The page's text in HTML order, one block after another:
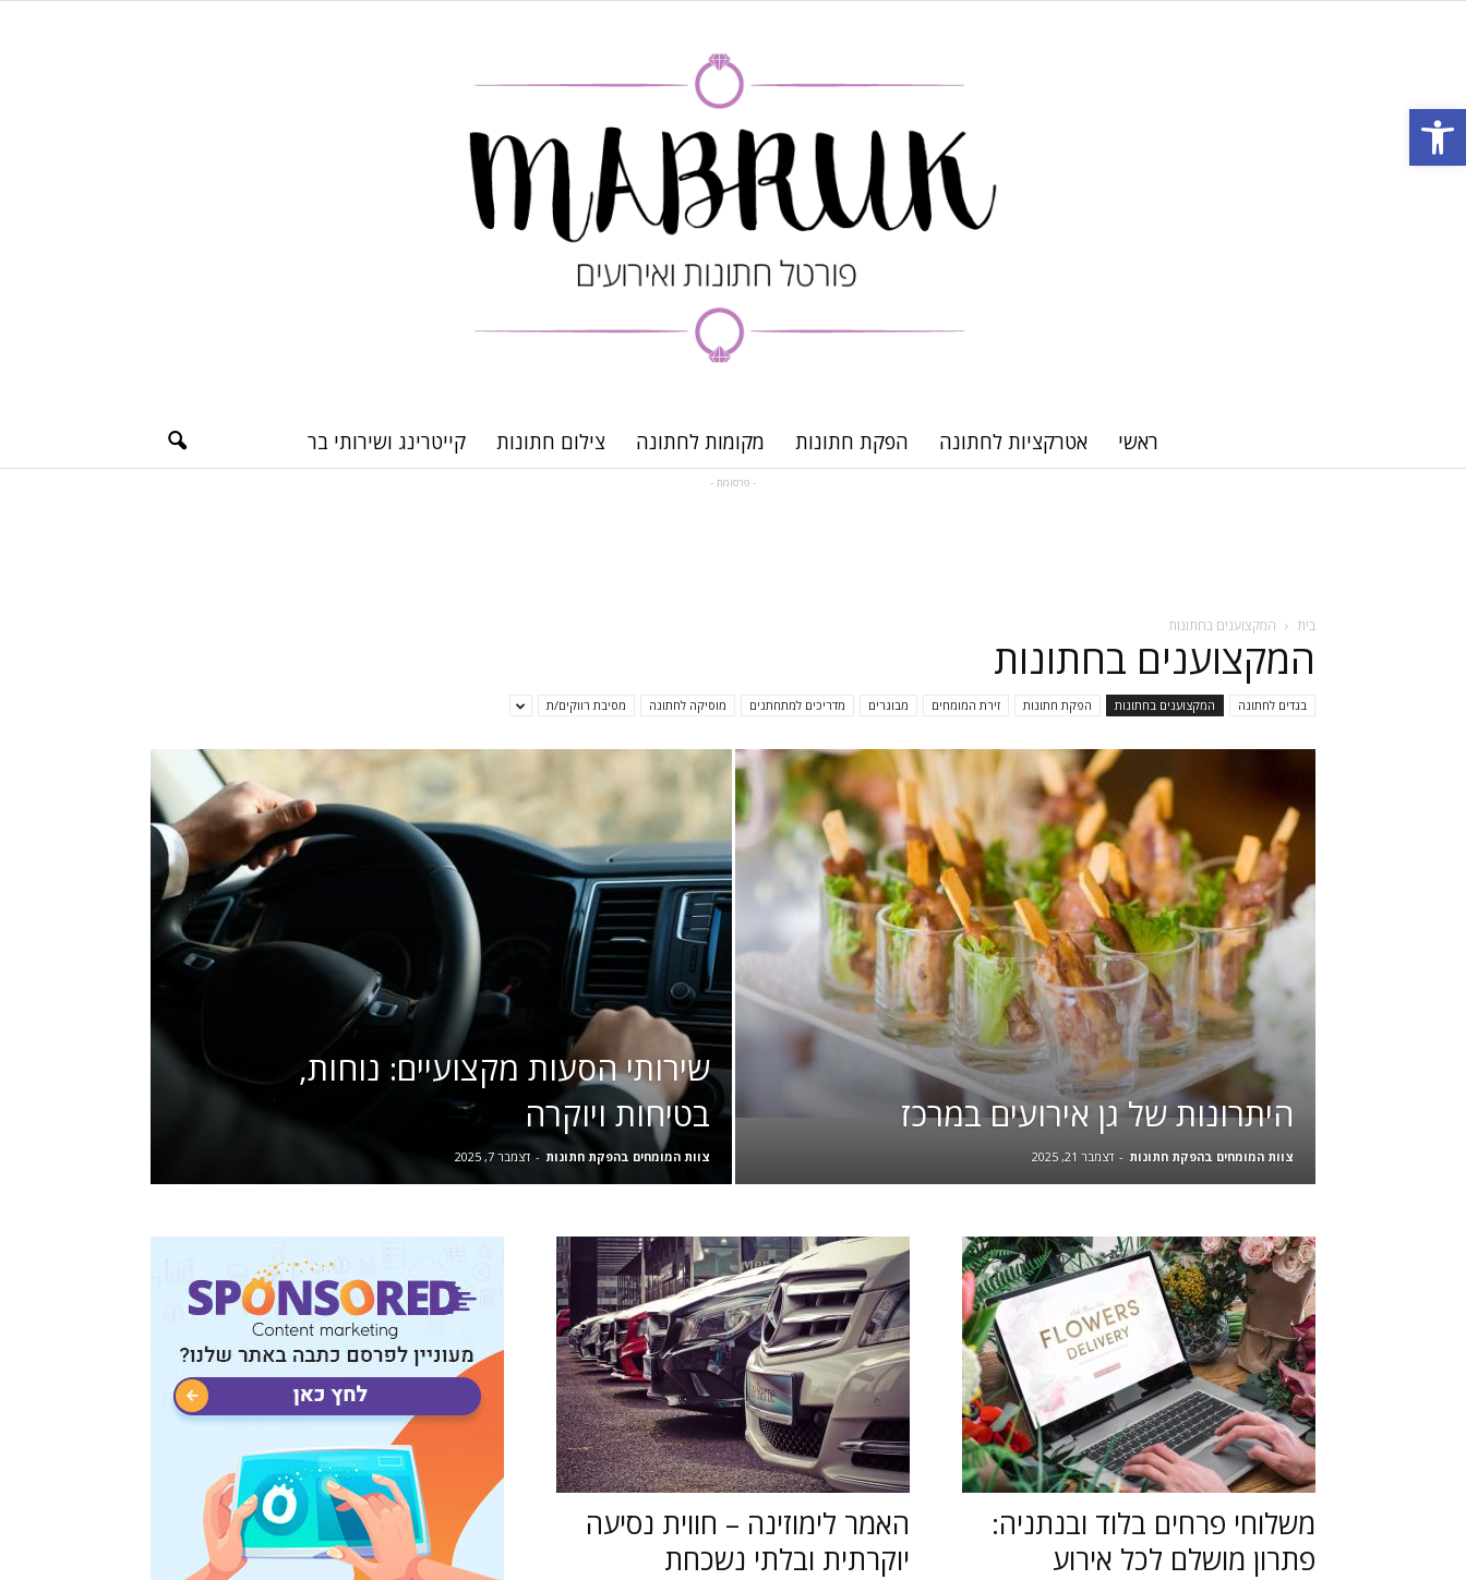
Open toolbar
פורטל
ראשי אטרקציות לחתונה הפקת חתונות מקומות לחתונה צילום חתונות קייטרינג ושירותי בר
- פרסומת -
בית המקצוענים בחתונות
המקצוענים בחתונות
בגדים לחתונה המקצוענים בחתונות הפקת חתונות זירת המומחים מבוגרים מדריכים למתחתנים מוסיקה לחתונה מסיבת רווקים/ת
היתרונות של גן אירועים במרכז
צוות המומחים בהפקת חתונות - דצמבר 21, 2025
שירותי הסעות מקצועיים: נוחות,
בטיחות ויוקרה
צוות המומחים בהפקת חתונות - דצמבר 7, 2025
משלוחי פרחים בלוד ובנתניה:
פתרון מושלם לכל אירוע
האמר לימוזינה – חווית נסיעה
יוקרתית ובלתי נשכחת